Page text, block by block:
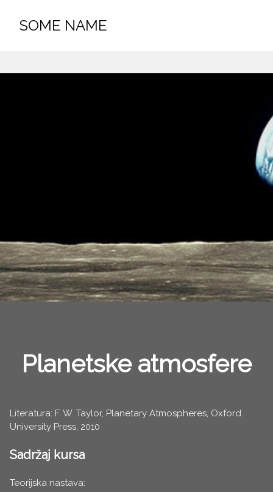
SOME NAME
Planetske atmosfere
Literatura: F. W. Taylor, Planetary Atmospheres, Oxford
University Press, 2010
Sadržaj kursa
Teorijska nastava: